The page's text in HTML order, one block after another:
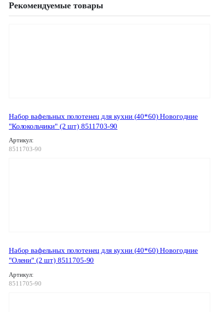
Рекомендуемые товары
Набор вафельных полотенец для кухни (40*60) Новогодние
"Колокольчики" (2 шт) 8511703-90
Артикул:
8511703-90
Набор вафельных полотенец для кухни (40*60) Новогодние
"Олени" (2 шт) 8511705-90
Артикул:
8511705-90